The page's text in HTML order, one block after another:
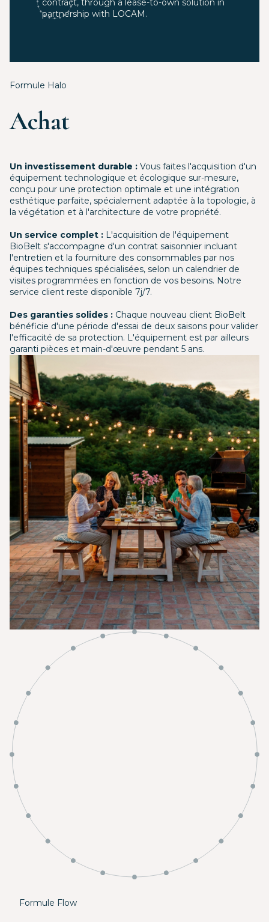
contract, through a lease-to-own solution in
partnership with LOCAM.
Formule Halo
Achat
Un investissement durable : Vous faites l'acquisition d'un
équipement technologique et écologique sur-mesure,
conçu pour une protection optimale et une intégration
esthétique parfaite, spécialement adaptée à la topologie, à
la végétation et à l'architecture de votre propriété.
Un service complet : L'acquisition de l'équipement
BioBelt s'accompagne d'un contrat saisonnier incluant
l'entretien et la fourniture des consommables par nos
équipes techniques spécialisées, selon un calendrier de
visites programmées en fonction de vos besoins. Notre
service client reste disponible 7j/7.
Des garanties solides : Chaque nouveau client BioBelt
bénéficie d'une période d'essai de deux saisons pour valider
l'efficacité de sa protection. L'équipement est par ailleurs
garanti pièces et main-d'œuvre pendant 5 ans.
Formule Flow